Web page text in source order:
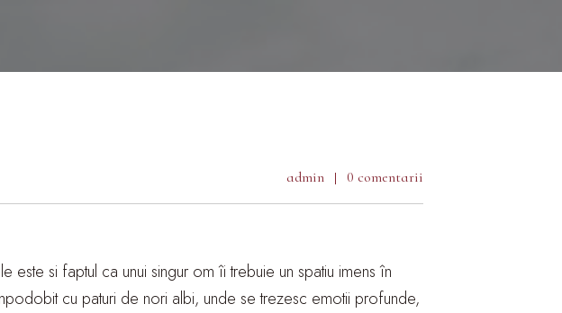
admin 0 comentarii
este si faptul ca unui singur om îi trebuie un spatiu imens în
cu paturi de nori albi, unde se trezesc emotii profunde,